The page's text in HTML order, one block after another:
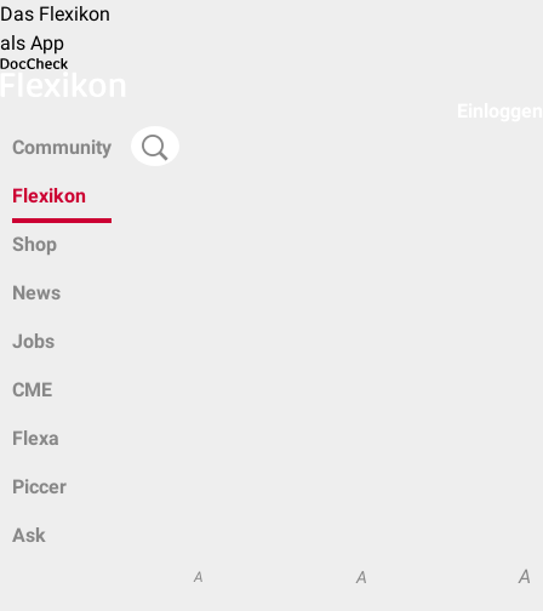
Das Flexikon
als App
Community
Flexikon
Shop
News
Jobs
CME
Flexa
Piccer
Ask
A A A